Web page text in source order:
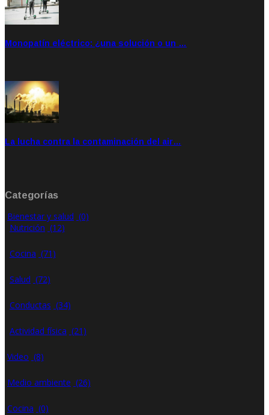
Monopatín eléctrico: ¿una solución o un …
La lucha contra la contaminación del air…
Categorías
Bienestar y salud (0)
Nutrición (12)
Cocina (71)
Salud (72)
Conductas (34)
Actividad física (21)
Video (8)
Medio ambiente (26)
Cocina (0)